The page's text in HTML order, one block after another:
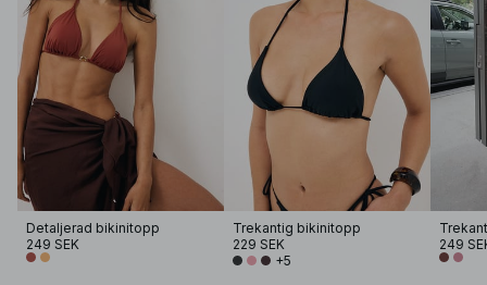
Detaljerad bikinitopp
249 SEK
Trekantig bikinitopp
229 SEK
+5
249